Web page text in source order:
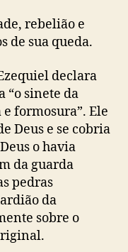
rebelião e
de sua queda.
declara
“o sinete da
formosura”. Ele
Deus e se cobria
o havia
da guarda
pedras
da
sobre o